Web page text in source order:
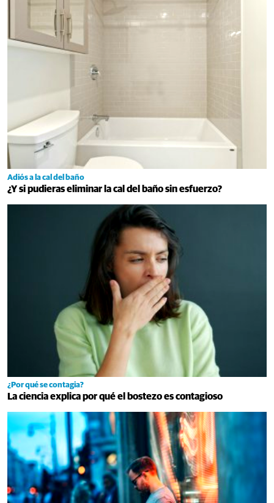
Adiós a la cal del baño
¿Y si pudieras eliminar la cal del baño sin esfuerzo?
¿Por qué se contagia?
La ciencia explica por qué el bostezo es contagioso